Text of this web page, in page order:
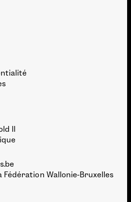
II
Fédération Wallonie-Bruxelles